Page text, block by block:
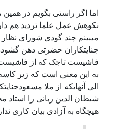
اما اگر راستی بگویم در
نکوهش عمل علما تردید هم
میبینم چند گودی شورای
جنایتکاران حضرتی دهن
فاشیست تاجک که از فاشیست
به این معنی است که زیر
الی آنهایکه از ملا
شیطان الدین ربانی را استاد
هیچگاه به آزادی بیان کاری